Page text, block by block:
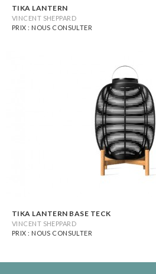
TIKA LANTERN
VINCENT SHEPPARD
PRIX : NOUS CONSULTER
TIKA LANTERN BASE TECK
VINCENT SHEPPARD
PRIX : NOUS CONSULTER